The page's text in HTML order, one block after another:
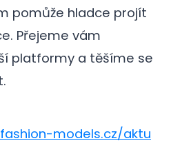
pomůže hladce projít
Přejeme vám
platformy a těšíme se
models.cz/aktu